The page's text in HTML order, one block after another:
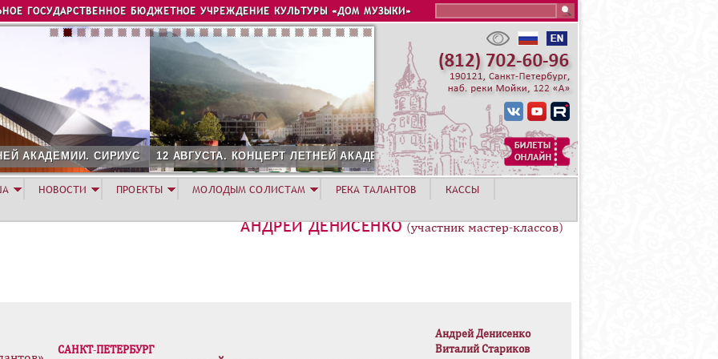
Jump to navigation
ГОСУДАРСТВЕННОЕ БЮДЖЕТНОЕ УЧРЕЖДЕНИЕ КУЛЬТУРЫ «ДОМ МУЗЫКИ»
АВГУСТА. КОНЦЕРТ ЛЕТНЕЙ АКАДЕМИИ. РОЗА ХУТОР
АНДРЕЙ ДЕНИСЕНКО (участник мастер-классов)
САНКТ-ПЕТЕРБУРГ
Андрей Денисенко
Виталий Стариков
НОВОСТИ ПРОЕКТЫ МОЛОДЫМ СОЛИСТАМ РЕКА ТАЛАНТОВ
КАССЫ